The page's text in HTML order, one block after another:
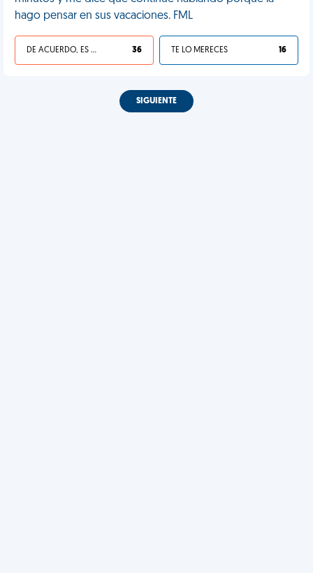
hago pensar en sus vacaciones. FML
DE ACUERDO, ES UNA VIDA HP 36 TE LO MERECES 16
SIGUIENTE